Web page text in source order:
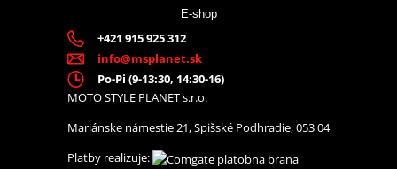
E-shop
+421 915 925 312
info@msplanet.sk
Po-Pi (9-13:30, 14:30-16)
MOTO STYLE PLANET s.r.o.
Mariánske námestie 21, Spišské Podhradie, 053 04
Platby realizuje: